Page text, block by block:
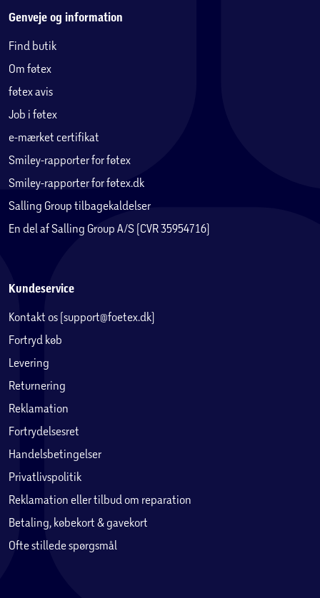
Genveje og information
Find butik
Om føtex
føtex avis
Job i føtex
e-mærket certifikat
Smiley-rapporter for føtex
Smiley-rapporter for føtex.dk
Salling Group tilbagekaldelser
En del af Salling Group A/S (CVR 35954716)
Kundeservice
Kontakt os (support@foetex.dk)
Fortryd køb
Levering
Returnering
Reklamation
Fortrydelsesret
Handelsbetingelser
Privatlivspolitik
Reklamation eller tilbud om reparation
Betaling, købekort & gavekort
Ofte stillede spørgsmål